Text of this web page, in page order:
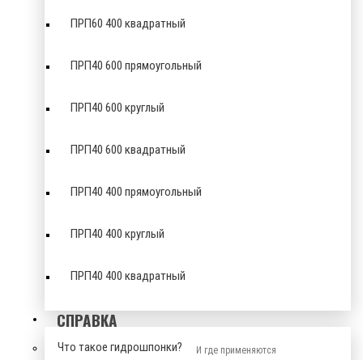
ПРП60 400 квадратный
ПРП40 600 прямоугольный
ПРП40 600 круглый
ПРП40 600 квадратный
ПРП40 400 прямоугольный
ПРП40 400 круглый
ПРП40 400 квадратный
СПРАВКА
Что такое гидрошпонки? И где применяются